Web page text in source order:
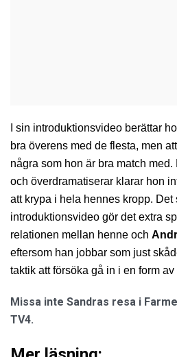
I sin introduktionsvideo berättar
bra överens med de flesta, men
några som hon är bra match
och överdramatiserar klarar hon
att krypa i hela hennes kropp.
introduktionsvideo gör det extra
relationen mellan henne och
eftersom han jobbar som just
taktik att försöka gå in i en form av
Missa inte Sandras resa i
TV4.